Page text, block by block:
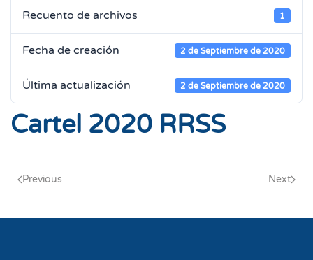
Recuento de archivos 1
Fecha de creación 2 de Septiembre de 2020
Última actualización 2 de Septiembre de 2020
Cartel 2020 RRSS
Previous Next